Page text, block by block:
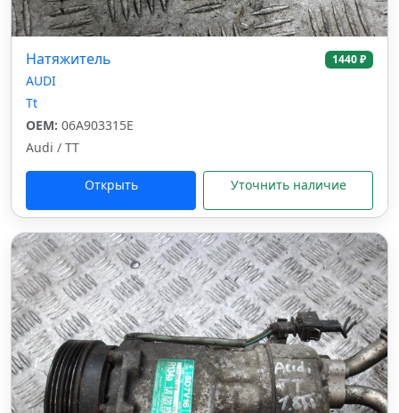
Натяжитель 1440 ₽
AUDI
Tt
OEM: 06A903315E
Audi / TT
Открыть Уточнить наличие